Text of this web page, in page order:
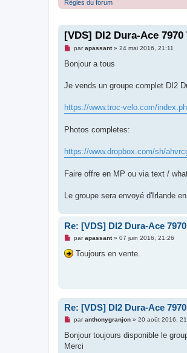
Règles du forum
[VDS] DI2 Dura-Ace
M
s
g
o
n
u
parapassant» 24 mai 2016, 21:11
Bonjour a tous
Je vends un groupe complet DI2
https://www.troc-velo.com/
Photos completes:
https://www.dropbox.com/sh/
Faire offre en MP ou via text /
Le groupe sera envoyé d'Irlande
Re: [VDS] DI2 Dura-Ace
M
s
s
l
parapassant» 07 juin 2016, 21:26
Toujours en vente.
Re: [VDS] DI2 Dura-Ace
M
s
a
paranthonygranjon» 20 août 2016,
Bonjour toujours disponible le
Merci